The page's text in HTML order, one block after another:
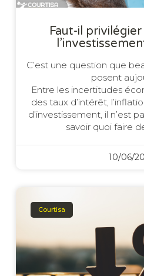
Faut-il privilégier
C’est une question que
posent
Entre les incertitudes
des taux d’intérêt,
d’investissement, il n’est
savoir quoi faire
10/06/
Courtisa